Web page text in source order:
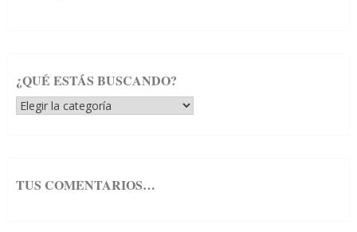
¿QUÉ ESTÁS BUSCANDO?
¿Qué
TUS COMENTARIOS…